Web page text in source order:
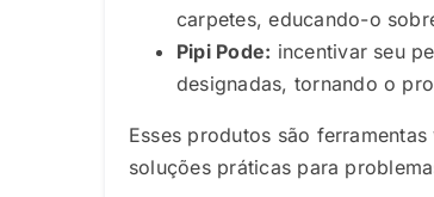
carpetes, educando-o
Pipi Pode: incentivar seu
designadas, tornando o
Esses produtos são
soluções práticas para